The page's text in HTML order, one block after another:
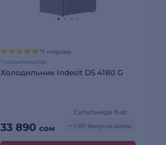
71 пікірлер
Тоңазытқыштар
Холодильник Indesit DS 4180 G
33 890 сом
Сатылымда бар
+ 1 017 бонусқа дейін